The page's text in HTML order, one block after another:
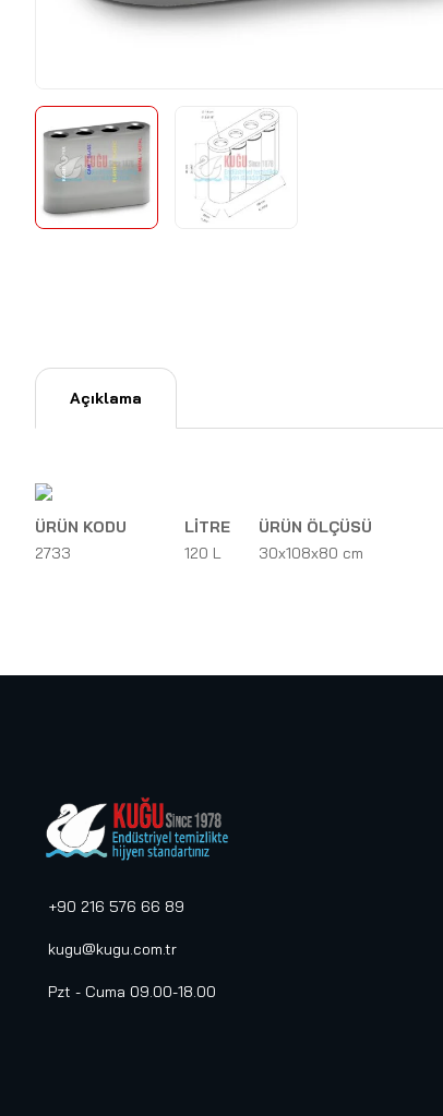
Açıklama
ÜRÜN KODU LİTRE ÜRÜN ÖLÇÜSÜ
2733
120 L 30x108x80 cm
+90 216 576 66 89
kugu@kugu.com.tr
Pzt - Cuma 09.00-18.00